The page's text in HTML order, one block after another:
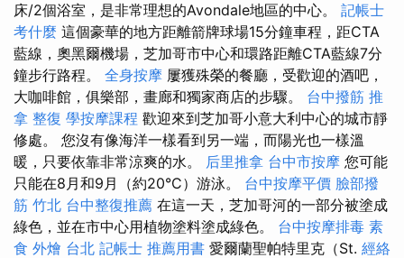
床/2個浴室，是非常理想的Avondale地區的中心。 記帳士
考什麼 這個豪華的地方距離箭牌球場15分鐘車程，距CTA
藍線，奧黑爾機場，芝加哥市中心和環路距離CTA藍線7分
鐘步行路程。 全身按摩 屢獲殊榮的餐廳，受歡迎的酒吧，
大咖啡館，俱樂部，畫廊和獨家商店的步驟。 台中撥筋 推
拿 整復 學按摩課程 歡迎來到芝加哥小意大利中心的城市靜
修處。 您沒有像海洋一樣​​看到另一端，而陽光也一樣溫
暖，只要依靠非常涼爽的水。 后里推拿 台中市按摩 您可能
只能在8月和9月（約20°C）游泳。 台中按摩平價 臉部撥
筋 竹北 台中整復推薦 在這一天，芝加哥河的一部分被塗成
綠色，並在市中心用植物塗料塗成綠色。 台中按摩排毒 素
食 外燴 台北 記帳士 推薦用書 愛爾蘭聖帕特里克（St. 經絡